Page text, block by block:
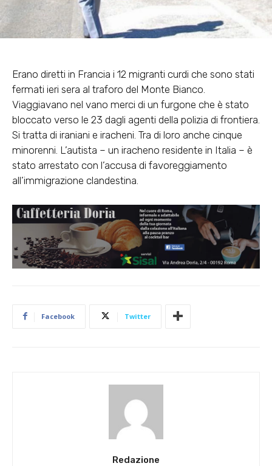
Erano diretti in Francia i 12 migranti curdi che sono stati
fermati ieri sera al traforo del Monte Bianco.
Viaggiavano nel vano merci di un furgone che è stato
bloccato verso le 23 dagli agenti della polizia di frontiera.
Si tratta di iraniani e iracheni. Tra di loro anche cinque
minorenni. L’autista – un iracheno residente in Italia – è
stato arrestato con l’accusa di favoreggiamento
all’immigrazione clandestina.
Facebook Twitter
Redazione